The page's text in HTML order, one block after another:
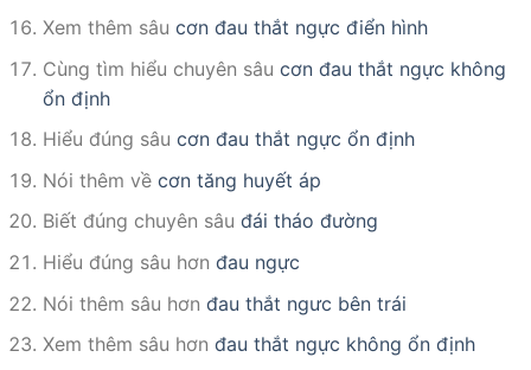
Xem thêm sâu cơn đau thắt ngực điển hình
Cùng tìm hiểu chuyên sâu cơn đau thắt ngực không
ổn định
Hiểu đúng sâu cơn đau thắt ngực ổn định
Nói thêm về cơn tăng huyết áp
Biết đúng chuyên sâu đái tháo đường
Hiểu đúng sâu hơn đau ngực
Nói thêm sâu hơn đau thắt ngưc bên trái
Xem thêm sâu hơn đau thắt ngực không ổn định